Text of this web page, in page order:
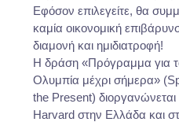
Εφόσον επιλεγείτε, θα
καμία οικονομική
διαμονή και ημιδιατροφή!
Η δράση «Πρόγραμμα για
Ολυμπία μέχρι σήμερα»
the Present)
Harvard στην Ελλάδα και